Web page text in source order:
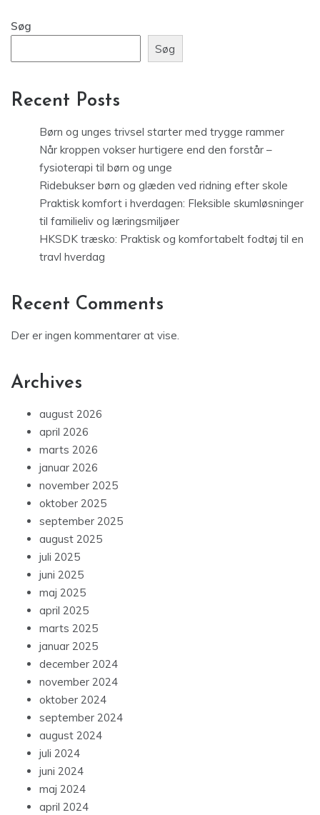
Søg
Søg
Recent Posts
Børn og unges trivsel starter med trygge rammer
Når kroppen vokser hurtigere end den forstår –
fysioterapi til børn og unge
Ridebukser børn og glæden ved ridning efter skole
Praktisk komfort i hverdagen: Fleksible skumløsninger
til familieliv og læringsmiljøer
HKSDK træsko: Praktisk og komfortabelt fodtøj til en
travl hverdag
Recent Comments
Der er ingen kommentarer at vise.
Archives
august 2026
april 2026
marts 2026
januar 2026
november 2025
oktober 2025
september 2025
august 2025
juli 2025
juni 2025
maj 2025
april 2025
marts 2025
januar 2025
december 2024
november 2024
oktober 2024
september 2024
august 2024
juli 2024
juni 2024
maj 2024
april 2024